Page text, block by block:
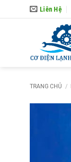
to
Liên Hệ
TRANG CHỦ /